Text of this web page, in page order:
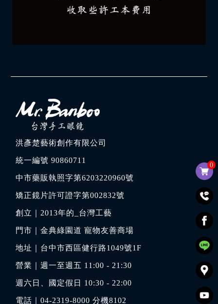
0
洪彥楚藝術創作有限公司
統一編號 90860711
中市藥販執照字第6203220960號
矯正鏡片許可證字第002832號
創立｜2013年的_台灣工藝
門市｜金典綠園道 寵物友善商場
地址｜ 台中市西區健行路1049號1F
營業｜週一至週五 11:00 - 21:30
週六日、國定假日 10:30 - 22:00
電話｜04-2319-8000 分機8102